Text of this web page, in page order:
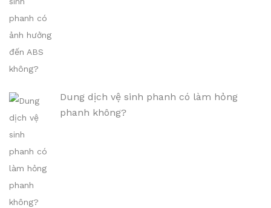
Dung dịch vệ sinh phanh có làm hỏng
phanh không?